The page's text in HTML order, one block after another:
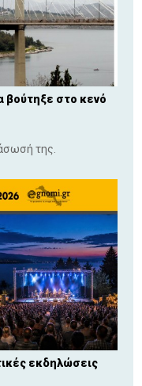
βούτηξε στο κενό
της.
εκδηλώσεις